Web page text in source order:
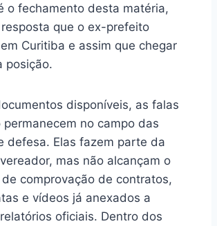
o fechamento desta matéria,
que o ex-prefeito
Curitiba e assim que chegar
posição.
disponíveis, as falas
permanecem no campo das
defesa. Elas fazem parte da
mas não alcançam o
comprovação de contratos,
e vídeos já anexados a
oficiais. Dentro dos